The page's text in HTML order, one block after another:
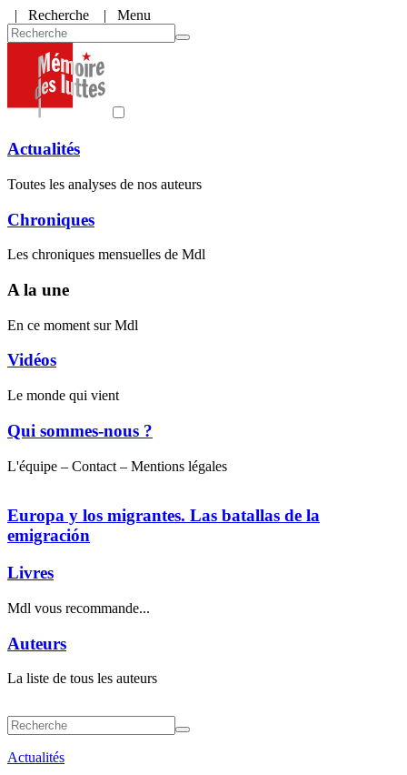
| Recherche | Menu
Actualités
Toutes les analyses de nos auteurs
Chroniques
Les chroniques mensuelles de Mdl
A la une
En ce moment sur Mdl
Vidéos
Le monde qui vient
Qui sommes-nous ?
L'équipe – Contact – Mentions légales
Europa y los migrantes. Las batallas de la
emigración
Livres
Mdl vous recommande...
Auteurs
La liste de tous les auteurs
Actualités